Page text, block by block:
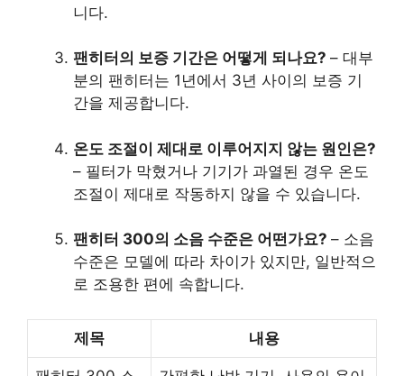
니다.
팬히터의 보증 기간은 어떻게 되나요? – 대부
분의 팬히터는 1년에서 3년 사이의 보증 기
간을 제공합니다.
온도 조절이 제대로 이루어지지 않는 원인은?
– 필터가 막혔거나 기기가 과열된 경우 온도
조절이 제대로 작동하지 않을 수 있습니다.
팬히터 300의 소음 수준은 어떤가요? – 소음
수준은 모델에 따라 차이가 있지만, 일반적으
로 조용한 편에 속합니다.
제목 내용